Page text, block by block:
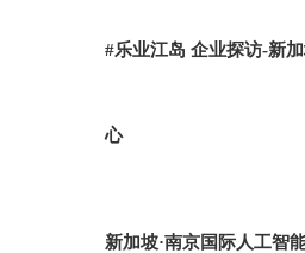
#乐业江岛 企业探访-新
心
新加坡·南京国际人工智